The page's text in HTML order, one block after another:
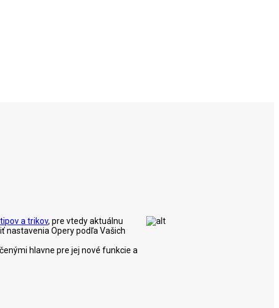
a trikov, pre vtedy aktuálnu
nastavenia Opery podľa Vašich
hlavne pre jej nové funkcie a